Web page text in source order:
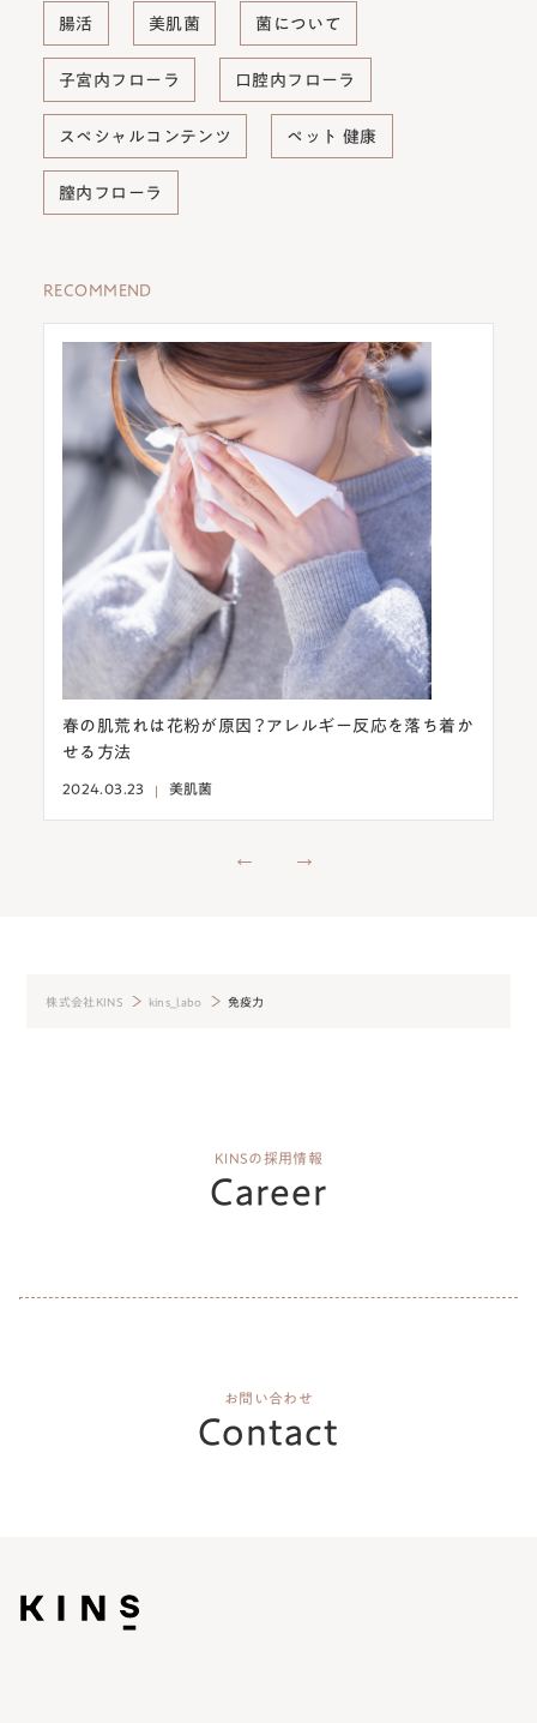
腸活 美肌菌 菌について
子宮内フローラ 口腔内フローラ
スペシャルコンテンツ ペット 健康
膣内フローラ
RECOMMEND
れは花粉が原因？アレルギー反応を落ち着か
美肌菌
意外！目の下の
株式会社KINS kins_labo 免疫力
KINSの採用情報
Career
お問い合わせ
Contact